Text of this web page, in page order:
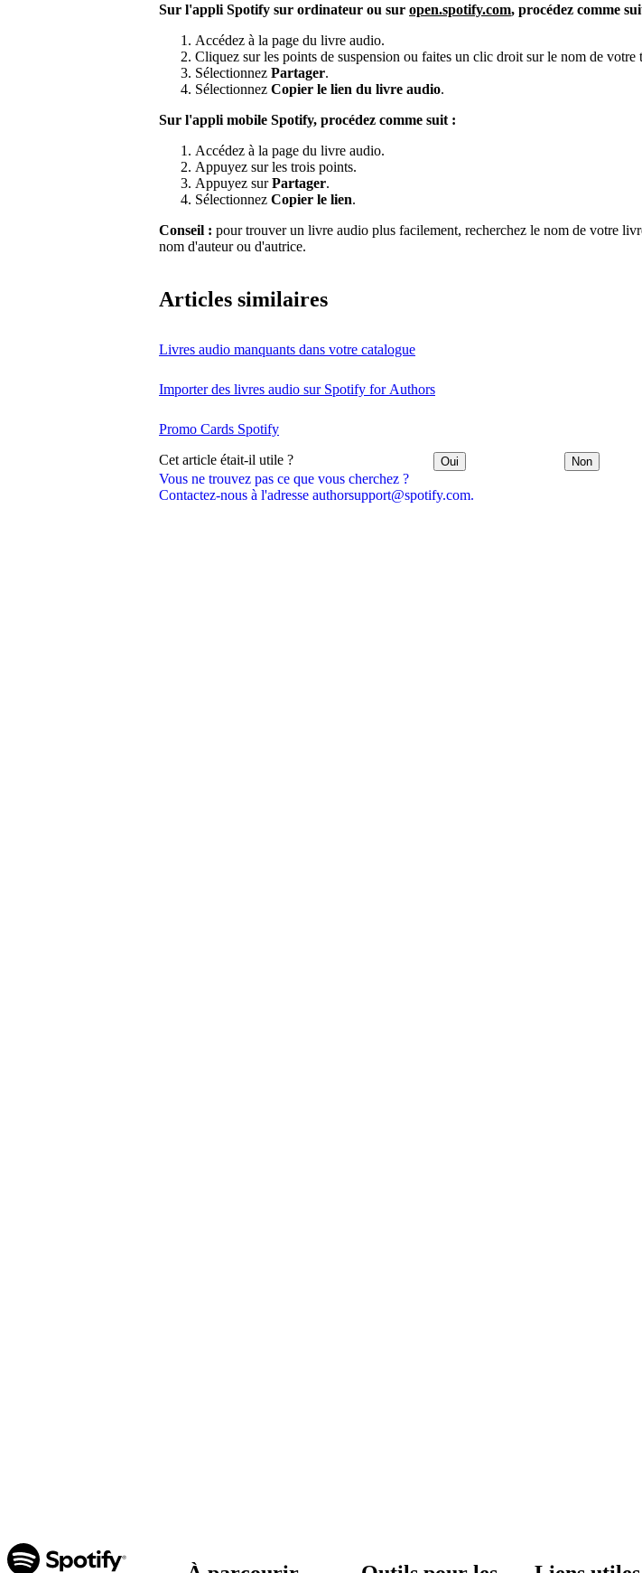
Vous ne trouvez pas ce que vous cherchez ?
Contactez-nous à l'adresse authorsupport@spotify.com.
Sur l'appli Spotify sur ordinateur ou sur open.spotify.com, procédez comme
Accédez à la page du livre audio.
Cliquez sur les points de suspension ou faites un clic droit sur le nom de votre
Sélectionnez Partager.
Sélectionnez Copier le lien du livre audio.
Sur l'appli mobile Spotify, procédez comme suit :
Accédez à la page du livre audio.
Appuyez sur les trois points.
Appuyez surPartager.
Sélectionnez Copier le lien.
Conseil : pour trouver un livre audio plus facilement, recherchez le nom de votre
nom d'auteur ou d'autrice.
Articles similaires
Livres audio manquants dans votre catalogue
Importer des livres audio sur Spotify for Authors
Promo Cards Spotify
Cet article était-il utile ? Oui Non